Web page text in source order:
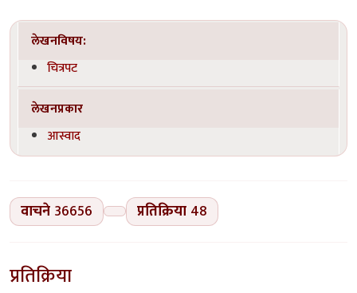
लेखनविषय:
चित्रपट
लेखनप्रकार
आस्वाद
वाचने 36656 प्रतिक्रिया 48
प्रतिक्रिया